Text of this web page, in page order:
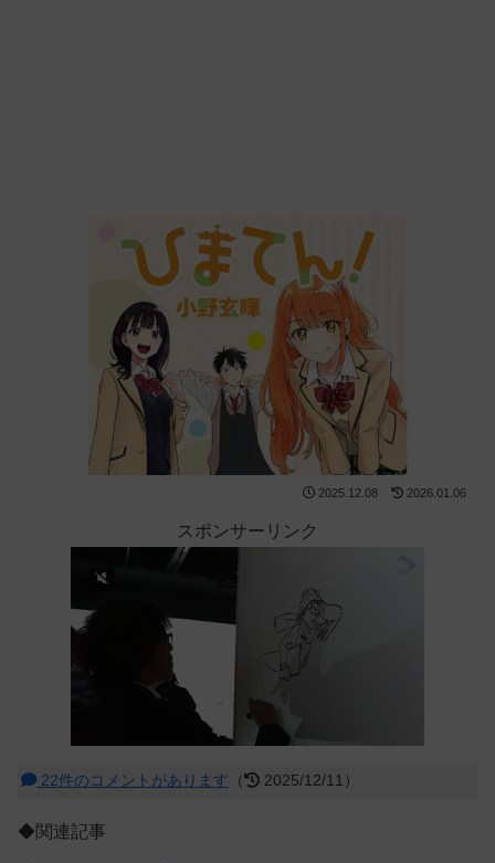
2025.12.08 2026.01.06
スポンサーリンク
22件のコメントがあります （ 2025/12/11）
◆関連記事